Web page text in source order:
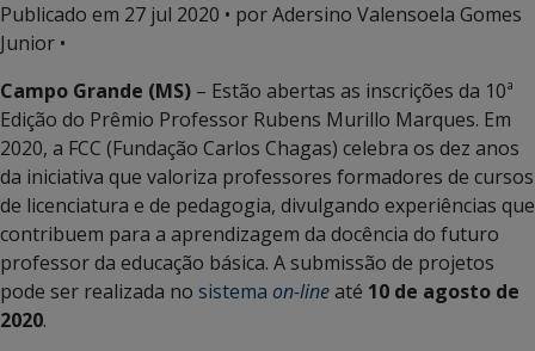
Publicado em 27 jul 2020 • por Adersino Valensoela Gomes
Junior •
Campo Grande (MS) – Estão abertas as inscrições da 10ª
Edição do Prêmio Professor Rubens Murillo Marques. Em
2020, a FCC (Fundação Carlos Chagas) celebra os dez anos
da iniciativa que valoriza professores formadores de cursos
de licenciatura e de pedagogia, divulgando experiências que
contribuem para a aprendizagem da docência do futuro
professor da educação básica. A submissão de projetos
pode ser realizada no sistema on-lineaté 10 de agosto de
2020.